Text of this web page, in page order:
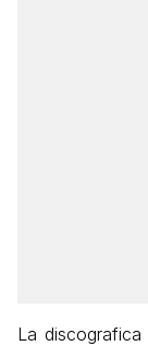
La discografica